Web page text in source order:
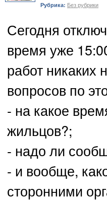
Рубрика: Без рубрики
Сегодня
время уже
работ никаких
вопросов по
- на какое
жильцов?;
- надо ли
- и вообще,
сторонними